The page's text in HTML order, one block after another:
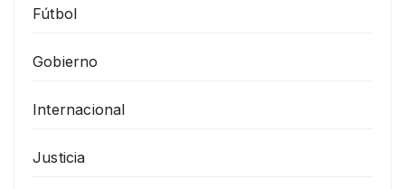
Fútbol
Gobierno
Internacional
Justicia